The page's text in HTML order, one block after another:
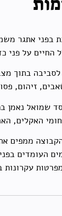
בפני אתגר
החיים על פני
לסביבה בתוך
זיהום,
שמואל נאמן
האקלים,
ממפים
העומדים
עקרונות